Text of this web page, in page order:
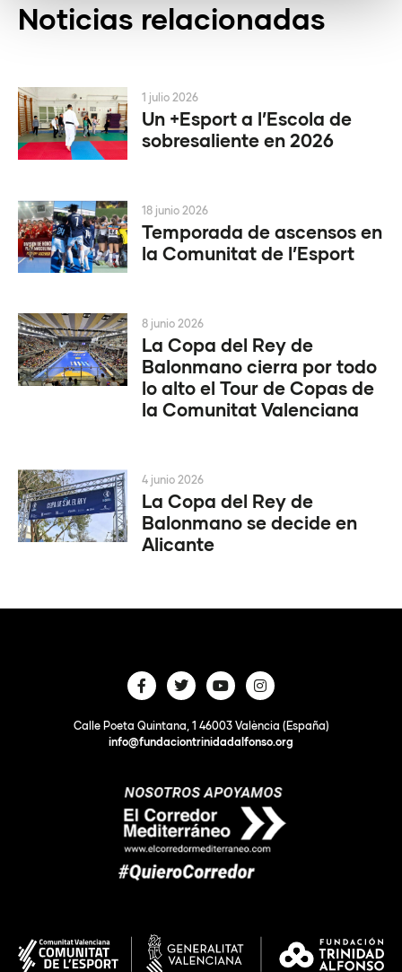
Noticias relacionadas
Un +Esport a l’Escola de
sobresaliente en 2026
1 julio 2026
Temporada de ascensos en
la Comunitat de l’Esport
18 junio 2026
La Copa del Rey de
Balonmano cierra por todo
lo alto el Tour de Copas de
la Comunitat Valenciana
8 junio 2026
La Copa del Rey de
Balonmano se decide en
Alicante
4 junio 2026
Calle Poeta Quintana, 1 46003 València (España)
info@fundaciontrinidadalfonso.org